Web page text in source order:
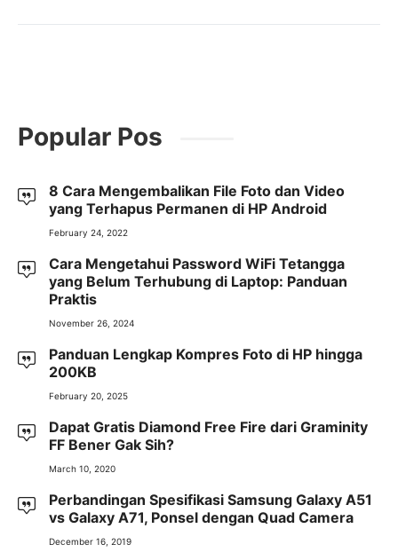
Popular Pos
8 Cara Mengembalikan File Foto dan Video
yang Terhapus Permanen di HP Android
February 24, 2022
Cara Mengetahui Password WiFi Tetangga
yang Belum Terhubung di Laptop: Panduan
Praktis
November 26, 2024
Panduan Lengkap Kompres Foto di HP hingga
200KB
February 20, 2025
Dapat Gratis Diamond Free Fire dari Graminity
FF Bener Gak Sih?
March 10, 2020
Perbandingan Spesifikasi Samsung Galaxy A51
vs Galaxy A71, Ponsel dengan Quad Camera
December 16, 2019